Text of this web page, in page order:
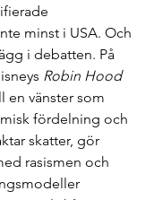
minst i USA. Och
i debatten. På
Robin Hood
en vänster som
fördelning och
skatter, gör
rasismen och